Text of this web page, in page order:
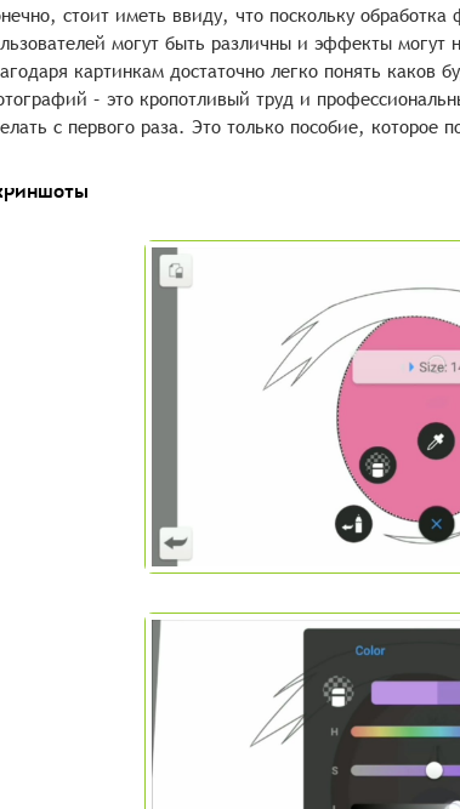
стоит иметь ввиду, что поскольку
могут быть различны и эффекты могут
картинкам достаточно легко понять каков
– это кропотливый труд и
с первого раза. Это только пособие, которое